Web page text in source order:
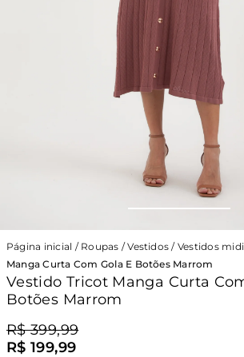
Página inicial / Roupas /Vestidos / Vestidos midi
Manga Curta Com Gola E Botões Marrom
Vestido Tricot Manga Curta
Botões Marrom
R$ 399,99
R$ 199,99